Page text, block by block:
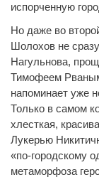
испорченную
Но даже во
Шолохов не
Нагульнова,
Тимофеем
напоминает уже
Только в самом
хлесткая,
Лукерью
«по-городскому
метаморфоза